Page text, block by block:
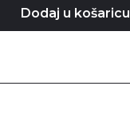
Dodaj u košaricu